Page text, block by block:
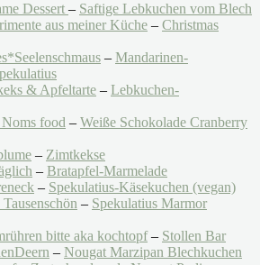
Dessert – Saftige Lebkuchen vom Blech
aus meiner Küche – Christmas
– Mandarinen-
& Apfeltarte – Lebkuchen-
food – Weiße Schokolade Cranberry
– Zimtkekse
– Bratapfel-Marmelade
– Spekulatius-Käsekuchen (vegan)
– Spekulatius Marmor
bitte aka kochtopf– Stollen Bar
– Nougat Marzipan Blechkuchen